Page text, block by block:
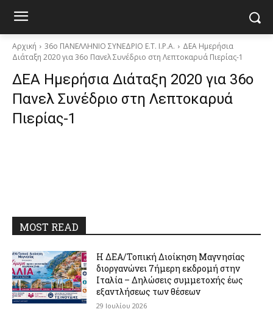
Αρχική 36o ΠΑΝΕΛΛΗΝΙΟ ΣΥΝΕΔΡΙΟ Ε.Τ. Ι.Ρ.Α.
ΔΕΑ Ημερήσια
Διάταξη 2020 για 36ο Πανελ Συνέδριο στη Λεπτοκαρυά Πιερίας-1
ΔΕΑ Ημερήσια Διάταξη 2020 για 36ο
Πανελ Συνέδριο στη Λεπτοκαρυά
Πιερίας-1
MOST READ
Η ΔΕΑ/Τοπική Διοίκηση Μαγνησίας
διοργανώνει 7ήμερη εκδρομή στην
Ιταλία – Δηλώσεις συμμετοχής έως
εξαντλήσεως των θέσεων
29 Ιουλίου 2026